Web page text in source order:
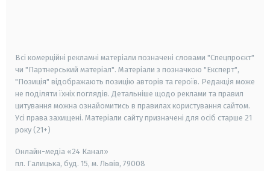
Всі комерційні рекламні матеріали позначені словами "Спецпроєкт"
чи "Партнерський матеріал". Матеріали з позначкою "Експерт",
"Позиція" відображають позицію авторів та героїв. Редакція може
не поділяти їхніх поглядів. Детальніше щодо реклами та правил
цитування можна ознайомитись в правилах користування сайтом.
Усі права захищені. Матеріали сайту призначені для осіб старше 21
року (21+)
Онлайн-медіа «24 Канал»
пл. Галицька, буд. 15, м. Львів, 79008